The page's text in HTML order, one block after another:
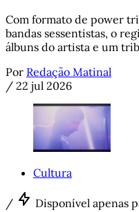
Com formato de power
bandas sessentistas, o
álbuns do artista e um
Por Redação Matinal
/ 22 jul 2026
Cultura
/ Disponível apenas